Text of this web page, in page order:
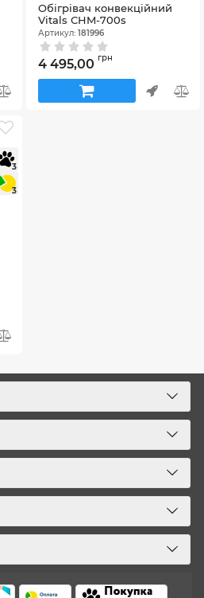
Обігрівач конвекційний
Vitals СHM-700s
Артикул: 181996
4 495,00 грн
3
3